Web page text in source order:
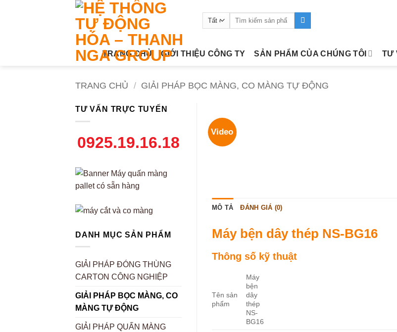
Tìm
TRANG CHỦ GIỚI THIỆU CÔNG TY SẢN PHẨM CỦA CHÚNG TÔI TƯ
TRANG CHỦ / GIẢI PHÁP BỌC MÀNG, CO MÀNG TỰ ĐỘNG
TƯ VẤN TRỰC TUYẾN
0925.19.16.18
DANH MỤC SẢN PHẨM
GIẢI PHÁP ĐÓNG THÙNG
CARTON CÔNG NGHIỆP
GIẢI PHÁP BỌC MÀNG, CO
MÀNG TỰ ĐỘNG
GIẢI PHÁP QUẤN MÀNG
Video
MÔ TẢ ĐÁNH GIÁ (0)
Máy bện dây thép NS-BG16
Thông số kỹ thuật
Tên sản
phẩm
Máy
bện
dây
thép
NS-
BG16